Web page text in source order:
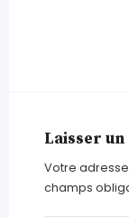
Laisser
Votre
champs